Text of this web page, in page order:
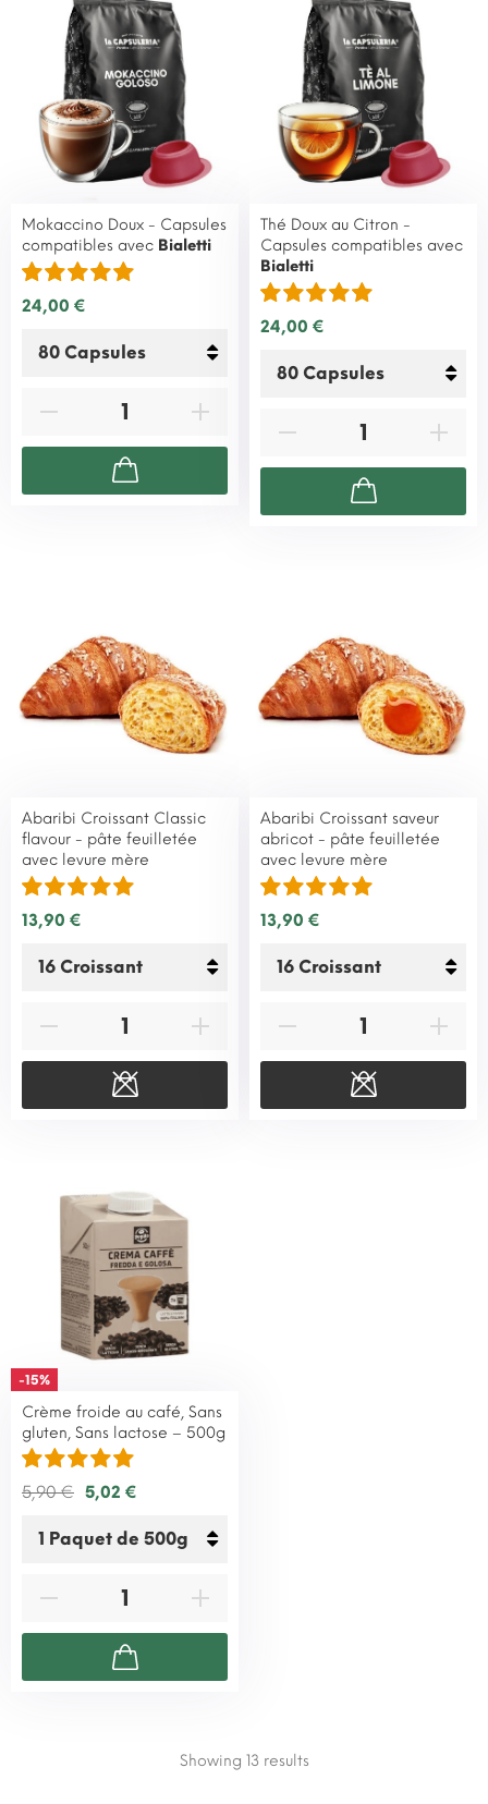
Mokaccino Doux - Capsules
compatibles avec Bialetti
24,00 €
Thé Doux au Citron -
Capsules compatibles avec
Bialetti
24,00 €
Abaribi Croissant Classic
flavour - pâte feuilletée
avec levure mère
13,90 €
Abaribi Croissant saveur
abricot - pâte feuilletée
avec levure mère
13,90 €
-15%
Crème froide au café, Sans
gluten, Sans lactose – 500g
5,90 € 5,02 €
Showing 13 results